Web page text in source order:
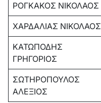
ΡΟΓΚΑΚΟΣ ΝΙΚΟΛΑΟΣ
ΧΑΡΔΑΛΙΑΣ ΝΙΚΟΛΑΟΣ
ΚΑΤΩΠΟΔΗΣ
ΓΡΗΓΟΡΙΟΣ
ΣΩΤΗΡΟΠΟΥΛΟΣ
ΑΛΕΞΙΟΣ